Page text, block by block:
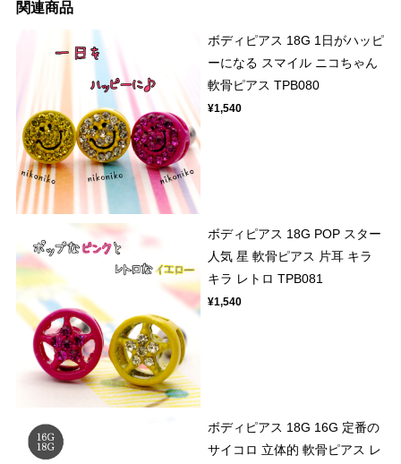
関連商品
ボディピアス 18G 1日がハッピ
ーになる スマイル ニコちゃん
軟骨ピアス TPB080
¥1,540
ボディピアス 18G POP スター
人気 星 軟骨ピアス 片耳 キラ
キラ レトロ TPB081
¥1,540
ボディピアス 18G 16G 定番の
サイコロ 立体的 軟骨ピアス レ